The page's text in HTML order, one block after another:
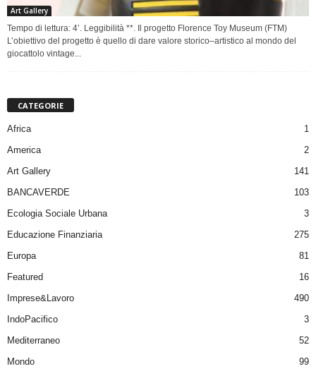
Art Gallery
Tempo di lettura: 4’. Leggibilità **. Il progetto Florence Toy Museum (FTM)
L’obiettivo del progetto è quello di dare valore storico–artistico al mondo del
giocattolo vintage...
CATEGORIE
Africa
1
America
2
Art Gallery
141
BANCAVERDE
103
Ecologia Sociale Urbana
3
Educazione Finanziaria
275
Europa
81
Featured
16
Imprese&Lavoro
490
IndoPacifico
3
Mediterraneo
52
Mondo
99